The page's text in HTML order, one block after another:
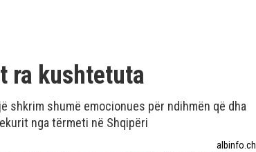
ra kushtetuta
shkrim shumë emocionues për ndihmën që dha
nga tërmeti në Shqipëri
albinfo.ch